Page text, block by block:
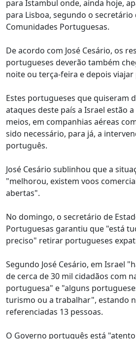
para Istambul onde, ainda hoje,
para Lisboa, segundo o secretário
Comunidades Portuguesas.
De acordo com José Cesário, os
portugueses deverão também
noite ou terça-feira e depois viajar
Estes portugueses que quiseram
ataques deste país a Israel estão
meios, em companhias aéreas
sido necessário, para já, a
português.
José Cesário sublinhou que a
"melhorou, existem voos
abertas".
No domingo, o secretário de
Portuguesas garantiu que "está
preciso" retirar portugueses
Segundo José Cesário, em Israel
de cerca de 30 mil cidadãos com
portuguesa" e "alguns
turismo ou a trabalhar", estando
referenciadas 13 pessoas.
O Governo português está